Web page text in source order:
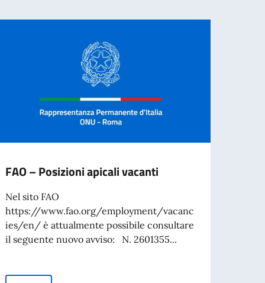
FAO – Posizioni apicali vacanti
Nel sito FAO
https://www.fao.org/employment/vacanc
ies/en/ è attualmente possibile consultare
il seguente nuovo avviso: N. 2601355...